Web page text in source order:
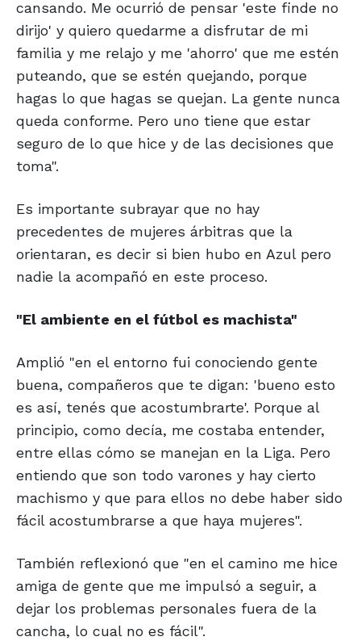
cansando. Me ocurrió de pensar 'este finde no
dirijo' y quiero quedarme a disfrutar de mi
familia y me relajo y me 'ahorro' que me estén
puteando, que se estén quejando, porque
hagas lo que hagas se quejan. La gente nunca
queda conforme. Pero uno tiene que estar
seguro de lo que hice y de las decisiones que
toma".
Es importante subrayar que no hay
precedentes de mujeres árbitras que la
orientaran, es decir si bien hubo en Azul pero
nadie la acompañó en este proceso.
"El ambiente en el fútbol es machista"
Amplió "en el entorno fui conociendo gente
buena, compañeros que te digan: 'bueno esto
es así, tenés que acostumbrarte'. Porque al
principio, como decía, me costaba entender,
entre ellas cómo se manejan en la Liga. Pero
entiendo que son todo varones y hay cierto
machismo y que para ellos no debe haber sido
fácil acostumbrarse a que haya mujeres".
También reflexionó que "en el camino me hice
amiga de gente que me impulsó a seguir, a
dejar los problemas personales fuera de la
cancha, lo cual no es fácil".